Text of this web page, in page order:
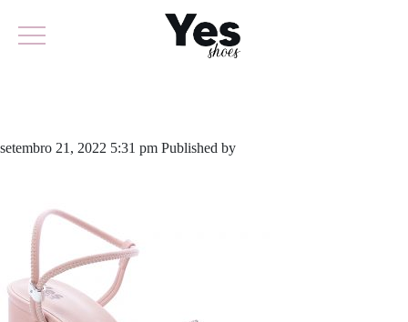
setembro 21, 2022 5:31 pm Published by